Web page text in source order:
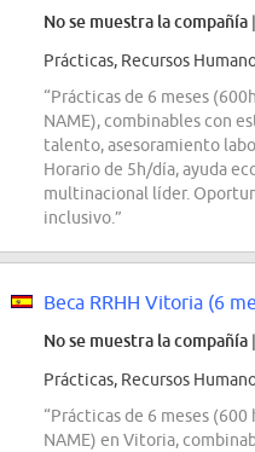
No se muestra la compañía
Prácticas, Recursos
“Prácticas de 6 meses
NAME), combinables con
talento, asesoramiento
Horario de 5h/día, ayuda
multinacional líder.
inclusivo.”
Beca RRHH Vitoria (6
No se muestra la compañía
Prácticas, Recursos
“Prácticas de 6 meses (600
NAME) en Vitoria,